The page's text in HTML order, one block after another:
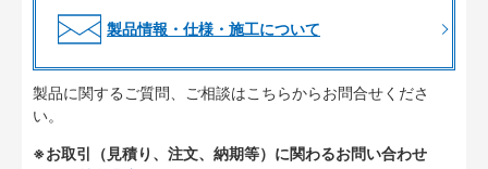
製品情報・仕様・施工について
製品に関するご質問、ご相談はこちらからお問合せくださ
い。
※お取引（見積り、注文、納期等）に関わるお問い合わせ